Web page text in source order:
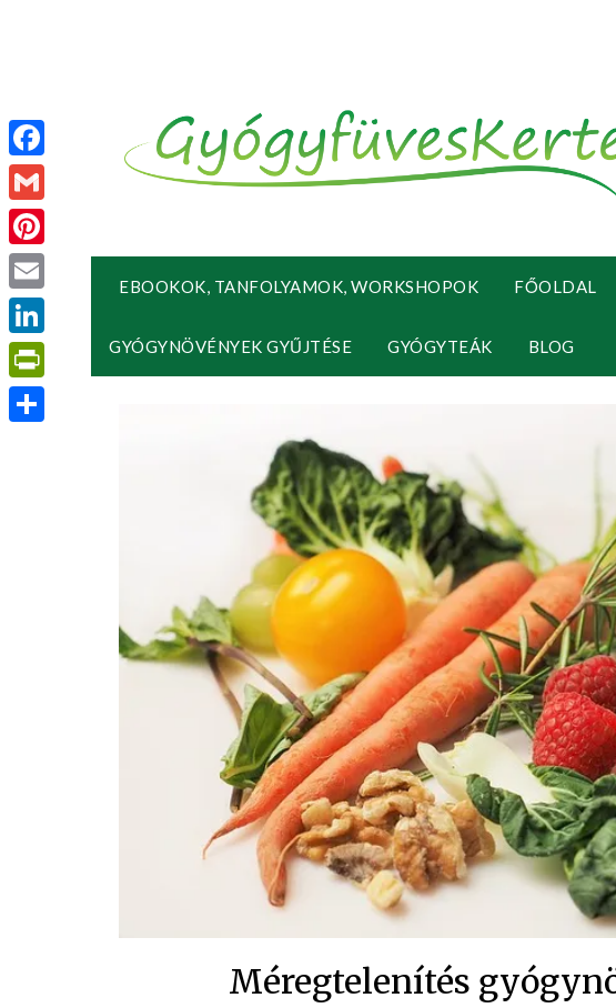
EBOOKOK, TANFOLYAMOK, WORKSHOPOK FŐOLDAL
GYÓGYNÖVÉNYEK GYŰJTÉSE GYÓGYTEÁK BLOG
Méregtelenítés
Facebook
Gmail
Pinterest
Email
LinkedIn
PrintFriendly